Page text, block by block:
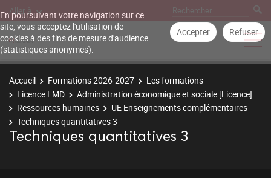
En poursuivant votre navigation sur ce
site, vous acceptez l'utilisation de
cookies à des fins de mesure d'audience
(statistiques anonymes).
Accepter Refuser
Aller à
Accueil Formations 2026-2027
Les formations
Licence LMD
Administration économique et sociale [Licence]
Ressources humaines
UE Enseignements complémentaires
Techniques quantitatives 3
Techniques quantitatives 3